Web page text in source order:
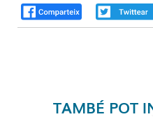
TAMBÉ POT